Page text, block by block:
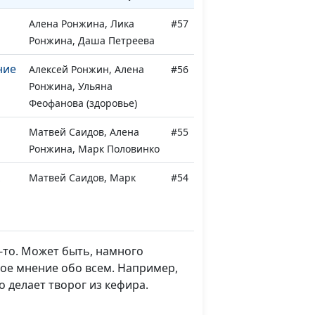
Алена Ронжина, Лика
Ронжина, Даша Петреева
#57
Алексей Ронжин, Алена
Ронжина, Ульяна
Феофанова (здоровье)
#56
Матвей Саидов, Алена
Ронжина, Марк Половинко
#55
Матвей Саидов, Марк
#54
Половинко, Алексей
Ронжин
то. Может быть, намного
мнение обо всем. Например,
делает творог из кефира.